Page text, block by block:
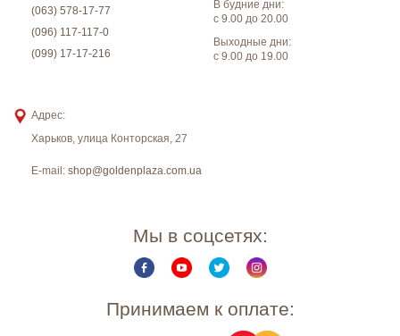
(063) 578-17-77
(096) 117-117-0
(099) 17-17-216
В будние дни:
с 9.00 до 20.00
Выходные дни:
с 9.00 до 19.00
Адрес:
Харьков, улица Конторская, 27
E-mail: shop@goldenplaza.com.ua
Мы в соцсетях:
Принимаем к оплате: